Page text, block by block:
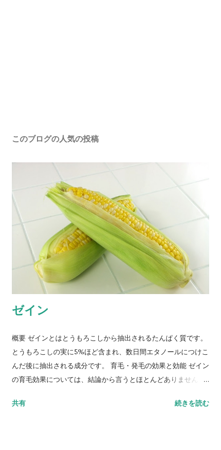
このブログの人気の投稿
ゼイン
概要 ゼインとはとうもろこしから抽出されるたんぱく質です。
とうもろこしの実に5%ほど含まれ、数日間エタノールにつけこ
んだ後に抽出される成分です。 育毛・発毛の効果と効能 ゼイン
の育毛効果については、結論から言うとほとんどありません。
されており、女性用のヘアケアシャンプーなどに含まれている
共有 続きを読む